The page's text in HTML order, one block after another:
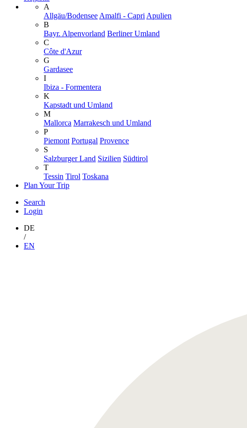
A
Allgäu/Bodensee Amalfi - Capri Apulien
B
Bayr. Alpenvorland Berliner Umland
C
Côte d'Azur
G
Gardasee
I
Ibiza - Formentera
K
Kapstadt und Umland
M
Mallorca Marrakesch und Umland
P
Piemont Portugal Provence
S
Salzburger Land Sizilien Südtirol
T
Tessin Tirol Toskana
Plan Your Trip
Search
Login
DE
/
EN